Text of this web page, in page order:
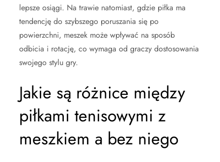
lepsze osiągi. Na trawie natomiast, gdzie piłka ma
tendencję do szybszego poruszania się po
powierzchni, meszek może wpływać na sposób
odbicia i rotację, co wymaga od graczy dostosowania
swojego stylu gry.
Jakie są różnice między
piłkami tenisowymi z
meszkiem a bez niego